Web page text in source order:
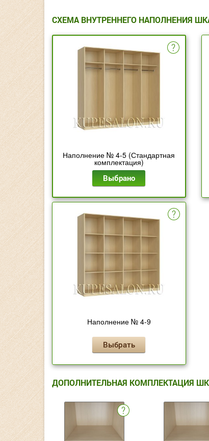
СХЕМА ВНУТРЕННЕГО НАПОЛНЕНИЯ
Наполнение № 4-5 (Стандартная
комплектация)
Выбрано
Наполнение № 4-9
Выбрать
ДОПОЛНИТЕЛЬНАЯ КОМПЛЕКТАЦИЯ